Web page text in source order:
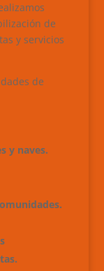
de
y servicios
de
y naves.